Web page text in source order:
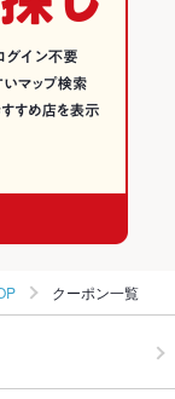
グ
クーポン一覧